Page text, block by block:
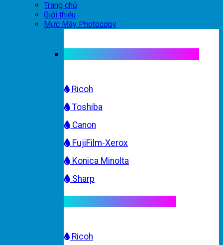
Trang chủ
Giới thiệu
Mực Máy Photocopy
Ricoh
Toshiba
Canon
FujiFilm-Xerox
Konica Minolta
Sharp
Ricoh